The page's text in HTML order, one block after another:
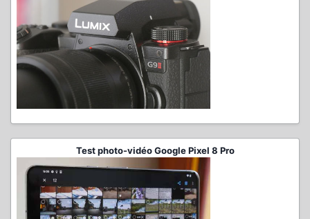
Test photo-vidéo Google Pixel 8 Pro